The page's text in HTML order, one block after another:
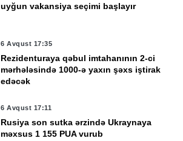
uyğun vakansiya seçimi başlayır
6 Avqust 17:35
Rezidenturaya qəbul imtahanının 2-ci
mərhələsində 1000-ə yaxın şəxs iştirak
edəcək
6 Avqust 17:11
Rusiya son sutka ərzində Ukraynaya
məxsus 1 155 PUA vurub